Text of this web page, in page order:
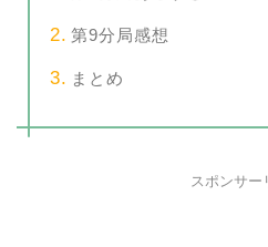
第9分局感想
まとめ
スポンサー